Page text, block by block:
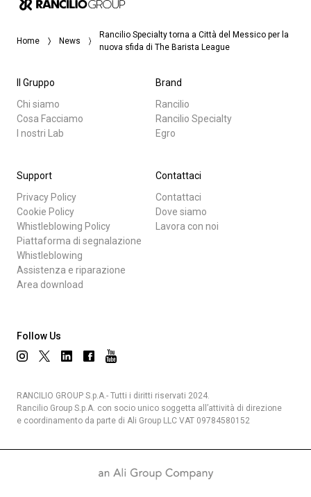
Home News
Rancilio Specialty torna a Città del Messico per la
nuova sfida di The Barista League
Il Gruppo
Chi siamo
Cosa Facciamo
I nostri Lab
Brand
Rancilio
Rancilio Specialty
Egro
Support
Privacy Policy
Cookie Policy
Whistleblowing Policy
Piattaforma di segnalazione
Whistleblowing
Assistenza e riparazione
Area download
Contattaci
Contattaci
Dove siamo
Lavora con noi
Follow Us
RANCILIO GROUP S.p.A.- Tutti i diritti riservati 2024.
Rancilio Group S.p.A. con socio unico soggetta all’attività di direzione
e coordinamento da parte di Ali Group LLC VAT 09784580152